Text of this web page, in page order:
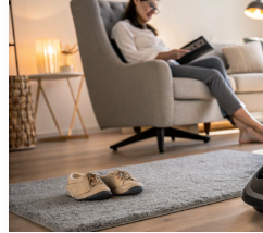
lámparas
de
fototerapia
para
el
estado
de
ánimo,
el